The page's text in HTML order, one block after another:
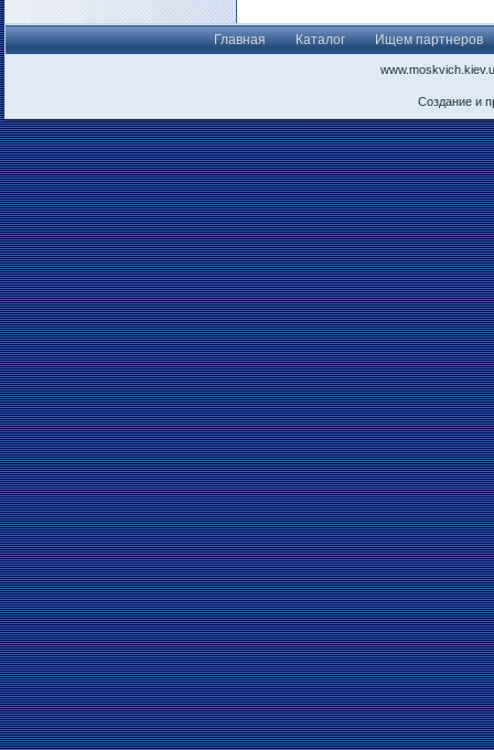
Главная Каталог Ищем партнеров
Создание и